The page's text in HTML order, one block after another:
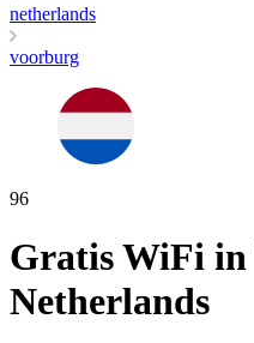
netherlands
voorburg
96
Gratis WiFi in
Netherlands